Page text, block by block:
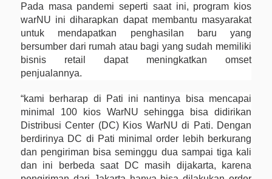
Pada masa pandemi seperti saat ini, program kios
warNU ini diharapkan dapat membantu masyarakat
untuk mendapatkan penghasilan baru yang
bersumber dari rumah atau bagi yang sudah memiliki
bisnis retail dapat meningkatkan omset
penjualannya.
“kami berharap di Pati ini nantinya bisa mencapai
minimal 100 kios WarNU sehingga bisa didirikan
Distribusi Center (DC) Kios WarNU di Pati. Dengan
berdirinya DC di Pati minimal order lebih berkurang
dan pengiriman bisa seminggu dua sampai tiga kali
dan ini berbeda saat DC masih dijakarta, karena